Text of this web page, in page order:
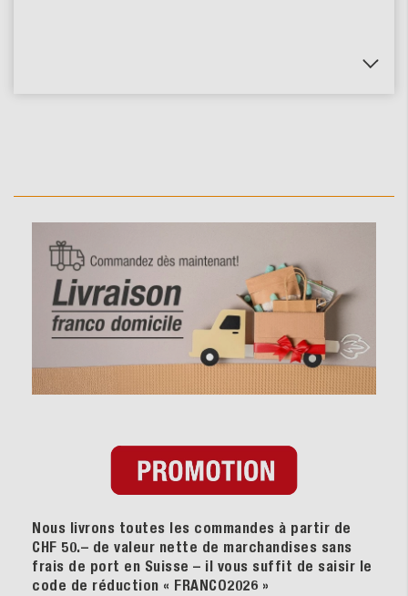
Nous livrons toutes les commandes à partir de
CHF 50.– de valeur nette de marchandises sans
frais de port en Suisse – il vous suffit de saisir le
code de réduction « FRANCO2026 »